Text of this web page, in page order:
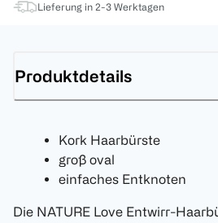
Lieferung in 2-3 Werktagen
Produktdetails
Kork Haarbürste
groß oval
einfaches Entknoten
Die NATURE Love Entwirr-